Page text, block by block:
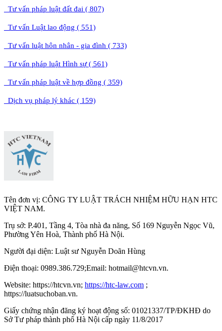
Tư vấn pháp luật đất đai ( 807)
Tư vấn Luật lao động ( 551)
Tư vấn luật hôn nhân - gia đình ( 733)
Tư vấn pháp luật Hình sự ( 561)
Tư vấn pháp luật về hợp đồng ( 359)
Dịch vụ pháp lý khác ( 159)
Tên đơn vị: CÔNG TY LUẬT TRÁCH NHIỆM HỮU HẠN HTC
VIỆT NAM.
Trụ sở: P.401, Tầng 4, Tòa nhà đa năng, Số 169 Nguyễn Ngọc Vũ,
Phường Yên Hoà, Thành phố Hà Nội.
Người đại diện: Luật sư Nguyễn Doãn Hùng
Điện thoại: 0989.386.729;Email: hotmail@htcvn.vn.
Website: https://htcvn.vn; https://htc-law.com ;
https://luatsuchoban.vn.
Giấy chứng nhận đăng ký hoạt động số: 01021337/TP/ĐKHĐ do
Sở Tư pháp thành phố Hà Nội cấp ngày 11/8/2017